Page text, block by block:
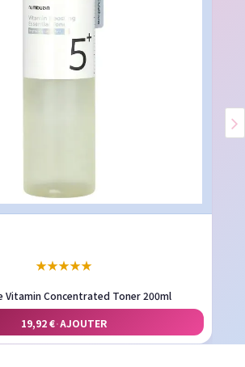
★★★★★
Vitamin Concentrated Toner 200ml
19,92 €·AJOUTER